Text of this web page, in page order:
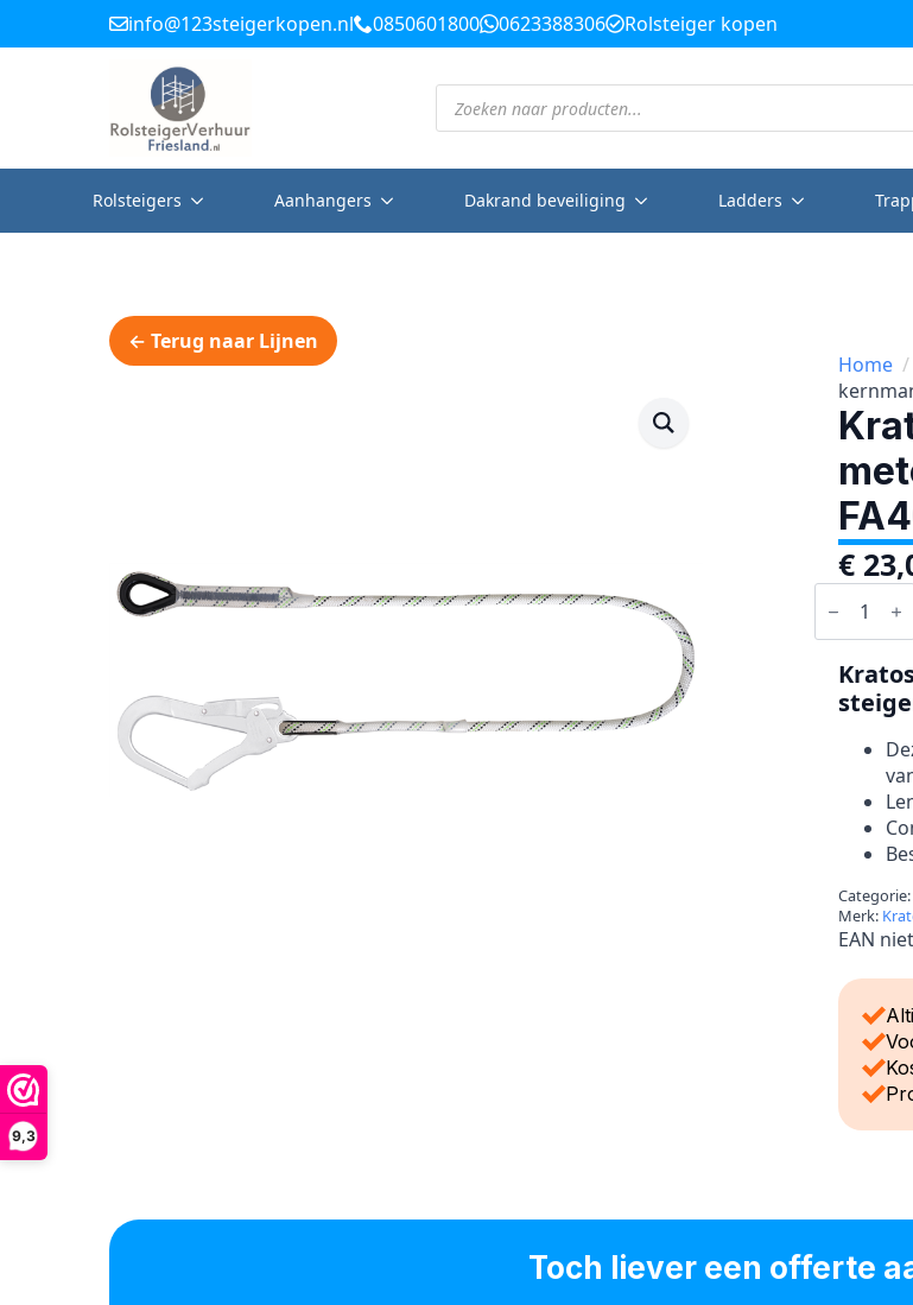
9,3
info@123steigerkopen.nl 0850601800 0623388306 Rolsteiger kopen
Producten
zoeken
Rolsteigers Aanhangers Dakrand beveiliging Ladders
← Terug naar Lijnen
Home
€
Kratos
meter
met
FA4050220
aantal
Categorie:
Merk:
EAN
Toch liever een offerte